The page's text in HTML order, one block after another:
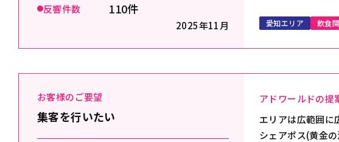
反響件数 110件
2025年11月 愛知エリア 飲食
お客様のご要望
集客を行いたい
アドワールドの提
エリアは広範囲に
シェアポス(黄金